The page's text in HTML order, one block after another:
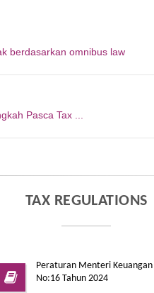
berdasarkan omnibus law
Pasca Tax ...
TAX REGULATIONS
Peraturan Menteri Keuangan
No:16 Tahun 2024